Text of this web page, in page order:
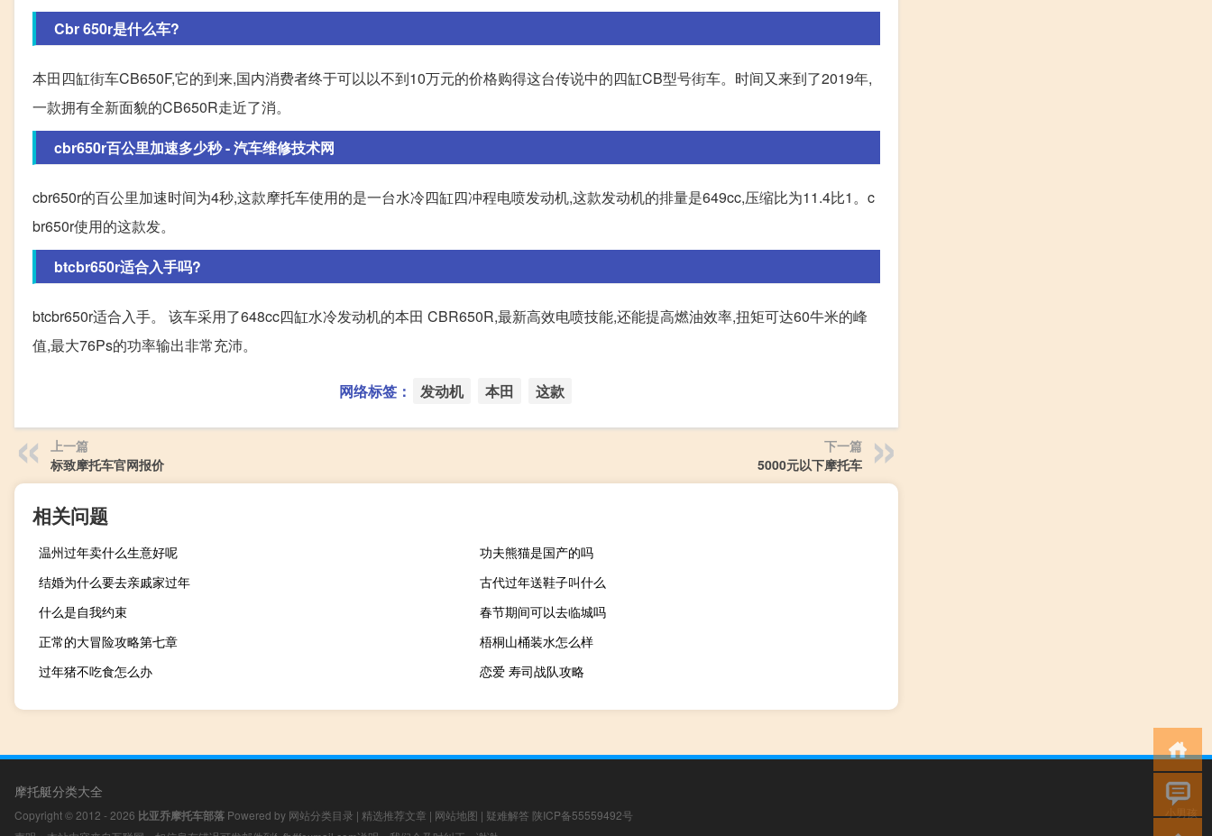
Cbr 650r是什么车?
本田四缸街车CB650F,它的到来,国内消费者终于可以以不到10万元的价格购得这台传说中的四缸CB型号街车。时间又来到了2019年,
一款拥有全新面貌的CB650R走近了消。
cbr650r百公里加速多少秒 - 汽车维修技术网
cbr650r的百公里加速时间为4秒,这款摩托车使用的是一台水冷四缸四冲程电喷发动机,这款发动机的排量是649cc,压缩比为11.4比1。c
br650r使用的这款发。
btcbr650r适合入手吗?
btcbr650r适合入手。 该车采用了648cc四缸水冷发动机的本田 CBR650R,最新高效电喷技能,还能提高燃油效率,扭矩可达60牛米的峰
值,最大76Ps的功率输出非常充沛。
网络标签： 发动机 本田 这款
上一篇
标致摩托车官网报价
下一篇
5000元以下摩托车
相关问题
温州过年卖什么生意好呢
功夫熊猫是国产的吗
结婚为什么要去亲戚家过年
古代过年送鞋子叫什么
什么是自我约束
春节期间可以去临城吗
正常的大冒险攻略第七章
梧桐山桶装水怎么样
过年猪不吃食怎么办
恋爱 寿司战队攻略
摩托艇分类大全
Copyright © 2012 - 2026 比亚乔摩托车部落 Powered by 网站分类目录 | 精选推荐文章 | 网站地图 | 疑难解答 陕ICP备55559492号